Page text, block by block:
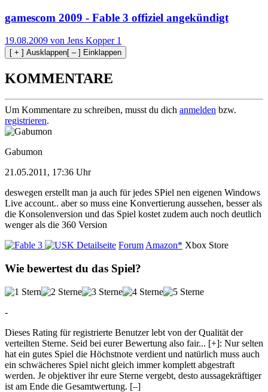
gamescom 2009 - Fable 3 offiziel angekündigt
19.08.2009 von Jens Kopper1
[ + ] Ausklappen[ – ] Einklappen
KOMMENTARE
Um Kommentare zu schreiben, musst du dich anmelden bzw.
registrieren.
Gabumon
21.05.2011, 17:36 Uhr
deswegen erstellt man ja auch für jedes SPiel nen eigenen Windows
Live account.. aber so muss eine Konvertierung aussehen, besser als
die Konsolenversion und das Spiel kostet zudem auch noch deutlich
wenger als die 360 Version
Detailseite Forum Amazon* Xbox Store
Wie bewertest du das Spiel?
-
Dieses Rating für registrierte Benutzer lebt von der Qualität der
verteilten Sterne. Seid bei eurer Bewertung also fair... [+]: Nur selten
hat ein gutes Spiel die Höchstnote verdient und natürlich muss auch
ein schwächeres Spiel nicht gleich immer komplett abgestraft
werden. Je objektiver ihr eure Sterne vergebt, desto aussagekräftiger
ist am Ende die Gesamtwertung. [–]